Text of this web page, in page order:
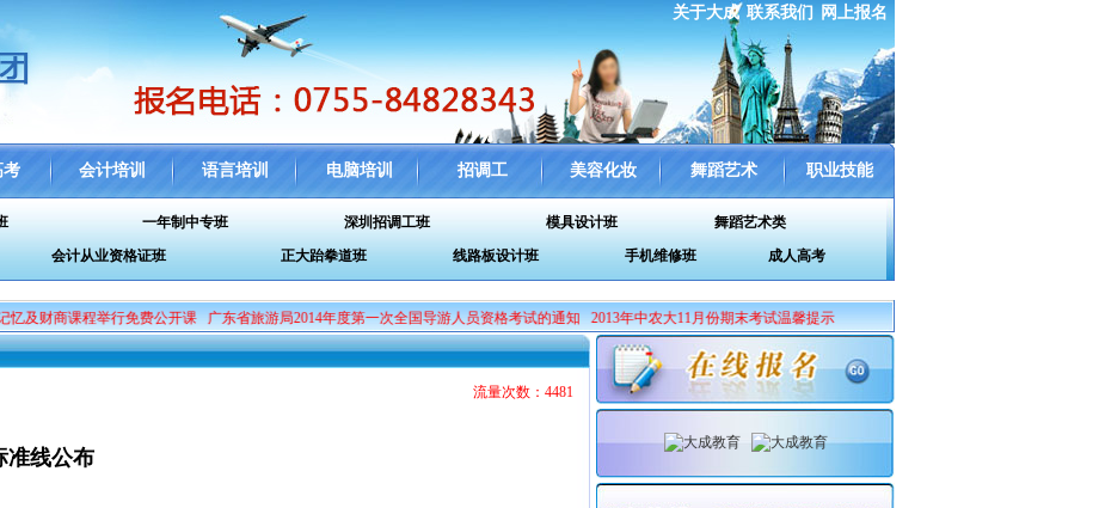
关于大成 联系我们 网上报名
考 会计培训 语言培训 电脑培训 招调工 美容化妆 舞蹈艺术 职业技能
一年制中专班 深圳招调工班 模具设计班
舞蹈艺术类
会计从业资格证班 正大跆拳道班 线路板设计班 手机维修班 成人高考
财商课程举行免费公开课 广东省旅游局2014年度第一次全国导游人员资格考试的通知
2013年中农大11月份期末考试温馨提示
流量次数：4481
准线公布